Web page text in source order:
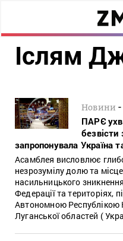
Іслям
Новини
ПАРЄ
безвісти
запропонувала Україна
Асамблея висловлює
незрозумілу долю та
насильницького
Федерації та територіях,
Автономною Республікою
Луганської областей (